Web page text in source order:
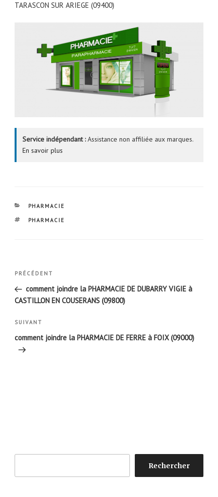
TARASCON SUR ARIEGE (09400)
Service indépendant :Assistance non affiliée aux marques.
En savoir plus
CATÉGORIES
PHARMACIE
ÉTIQUETTES
PHARMACIE
Navigation
l’article
Article
précédent
PRÉCÉDENT
comment joindre la PHARMACIE DE DUBARRY VIGIE à
CASTILLON EN COUSERANS (09800)
Article
suivant
SUIVANT
comment joindre la PHARMACIE DE FERRE à FOIX (09000)
Rechercher